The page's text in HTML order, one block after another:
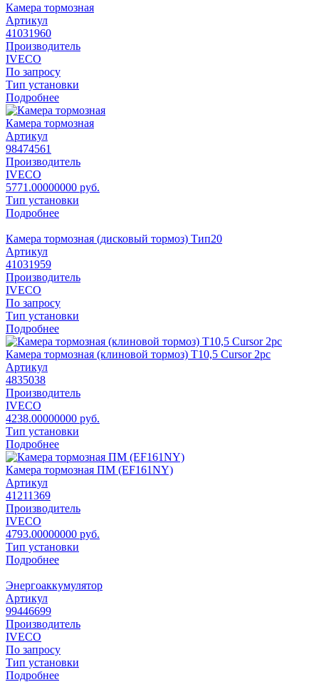
Камера тормозная
Артикул
41031960
Производитель
IVECO
По запросу
Тип установки
Подробнее
Камера тормозная
Артикул
98474561
Производитель
IVECO
5771.00000000 руб.
Тип установки
Подробнее
Камера тормозная (дисковый тормоз) Тип20
Артикул
41031959
Производитель
IVECO
По запросу
Тип установки
Подробнее
Камера тормозная (клиновой тормоз) T10,5 Cursor 2pc
Артикул
4835038
Производитель
IVECO
4238.00000000 руб.
Тип установки
Подробнее
Камера тормозная ПМ (EF161NY)
Артикул
41211369
Производитель
IVECO
4793.00000000 руб.
Тип установки
Подробнее
Энергоаккумулятор
Артикул
99446699
Производитель
IVECO
По запросу
Тип установки
Подробнее